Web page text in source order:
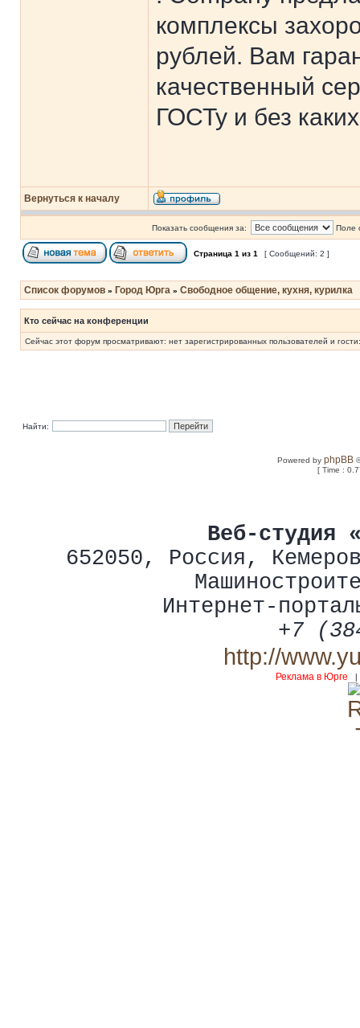
комплексы
рублей. Вам
качественный
ГОСТу и без
Вернуться к началу
Показать сообщения за: Поле
Страница 1 из 1 [ Сообщений: 2 ]
Список форумов » Город Юрга » Свободное общение, кухня, курилка
Кто сейчас на конференции
Сейчас этот форум просматривают: нет зарегистрированных пользователей и
Найти:
Powered byphpBB
[ Time :
Веб-студия
652050, Россия ,
Интернет-
+7
http://
Реклама в Юрге